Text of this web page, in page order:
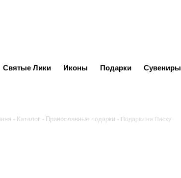
Святые Лики Иконы Подарки Сувениры
Каталог Православные подарки Подарки на Пасху